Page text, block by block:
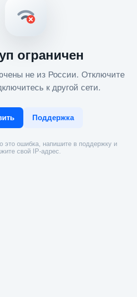
ограничен
не из России. Отключите
к другой сети.
Поддержка
это ошибка, напишите в поддержку и
свой IP-адрес.